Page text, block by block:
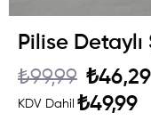
Pilise
₺99,99 ₺46,29
KDV Dahil ₺49,99